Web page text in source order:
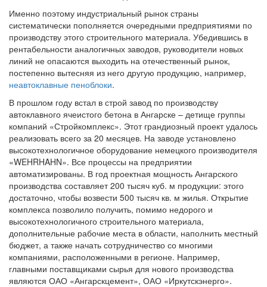
Именно поэтому индустриальный рынок страны
систематически пополняется очередными предприятиями по
производству этого строительного материала. Убедившись в
рентабельности аналогичных заводов, руководители новых
линий не опасаются выходить на отечественный рынок,
постепенно вытесняя из него другую продукцию, например,
неавтоклавные пеноблоки.
В прошлом году встал в строй завод по производству
автоклавного ячеистого бетона в Ангарске – детище группы
компаний «Стройкомплекс». Этот грандиозный проект удалось
реализовать всего за 20 месяцев. На заводе установлено
высокотехнологичное оборудование немецкого производителя
«WEHRHAHN». Все процессы на предприятии
автоматизированы. В год проектная мощность Ангарского
производства составляет 200 тысяч куб. м продукции: этого
достаточно, чтобы возвести 500 тысяч кв. м жилья. Открытие
комплекса позволило получить, помимо недорого и
высокотехнологичного строительного материала,
дополнительные рабочие места в области, наполнить местный
бюджет, а также начать сотрудничество со многими
компаниями, расположенными в регионе. Например,
главными поставщиками сырья для нового производства
являются ОАО «Ангарскцемент», ОАО «Иркутскэнерго».